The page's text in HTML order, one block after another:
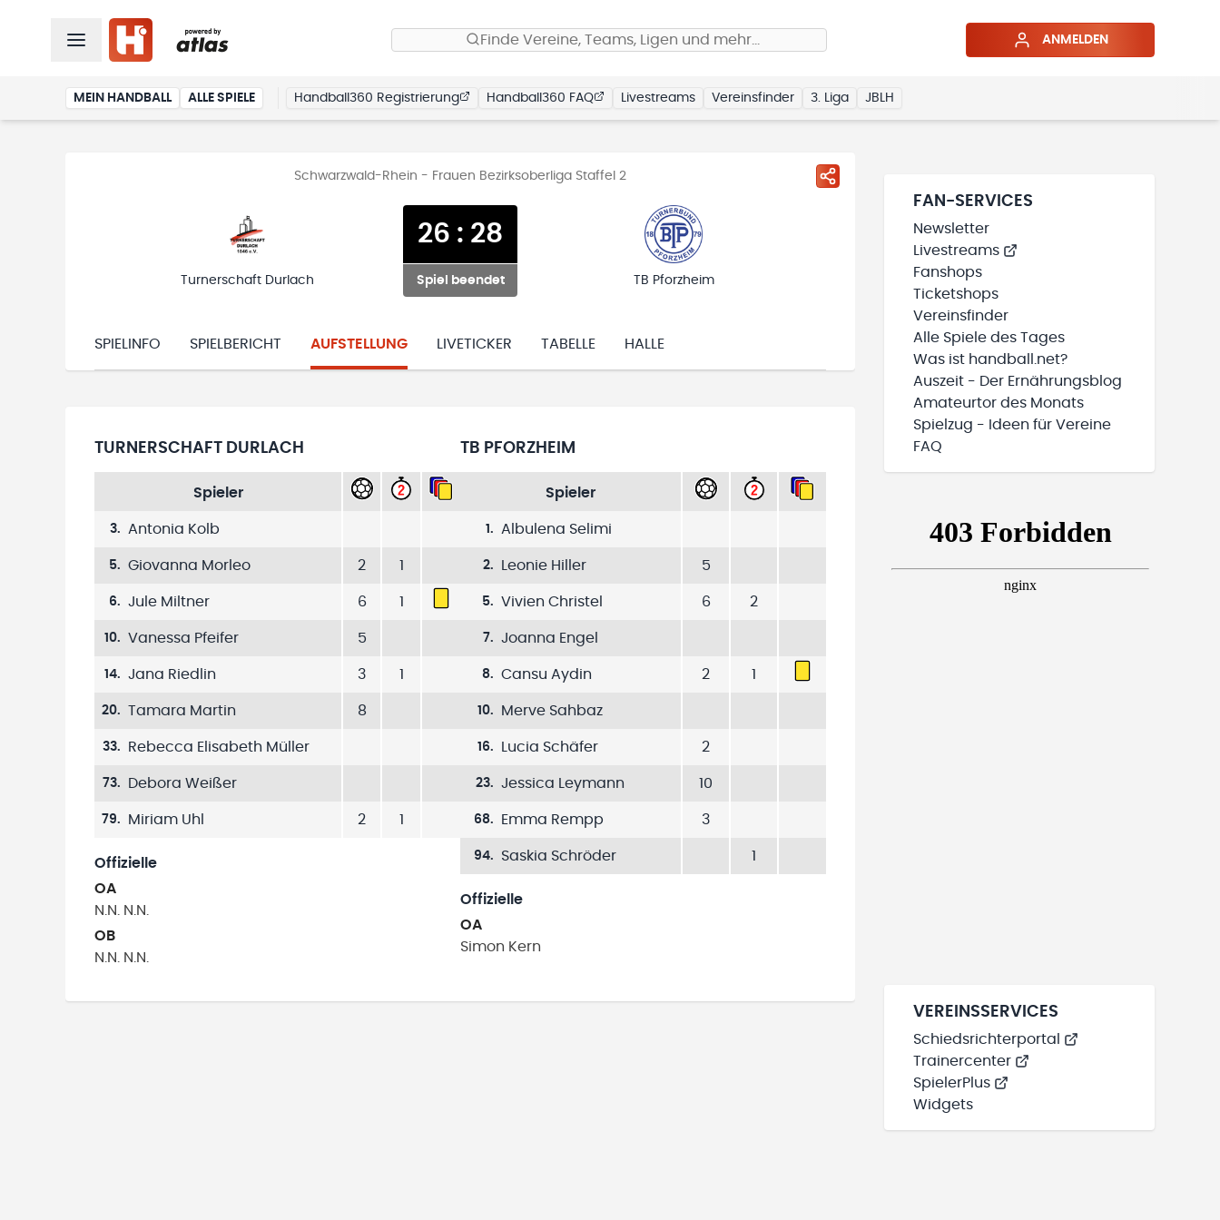
Finde Vereine, Teams, Ligen und mehr… ANMELDEN
MEIN HANDBALL ALLE SPIELE Handball360 Registrierung Handball360 FAQ Livestreams Vereinsfinder 3. Liga JBLH
Schwarzwald-Rhein - Frauen Bezirksoberliga Staffel 2
Turnerschaft Durlach
26 : 28
Spiel beendet TB Pforzheim
SPIELINFO SPIELBERICHT AUFSTELLUNG LIVETICKER TABELLE HALLE
TURNERSCHAFT DURLACH
Spieler
3. Antonia Kolb
5. Giovanna Morleo 2 1
6. Jule Miltner 6 1
10. Vanessa Pfeifer 5
14. Jana Riedlin 3 1
20. Tamara Martin 8
33. Rebecca Elisabeth Müller
73. Debora Weißer
79. Miriam Uhl 2 1
Offizielle
OA
N.N.
N.N.
OB
N.N.
N.N.
TB PFORZHEIM
Spieler
1 . Albulena Selimi
2. Leonie Hiller 5
5. Vivien Christel 6 2
7. Joanna Engel
8. Cansu Aydin 2 1
10. Merve Sahbaz
16. Lucia Schäfer 2
23. Jessica Leymann 10
68. Emma Rempp 3
94. Saskia Schröder 1
Offizielle
OA
Simon Kern
FAN-SERVICES
Newsletter
Livestreams
Fanshops
Ticketshops
Vereinsfinder
Alle Spiele des Tages
Was ist handball.net?
Auszeit - Der Ernährungsblog
Amateurtor des Monats
Spielzug - Ideen für Vereine
FAQ
VEREINSSERVICES
Schiedsrichterportal
Trainercenter
SpielerPlus
Widgets